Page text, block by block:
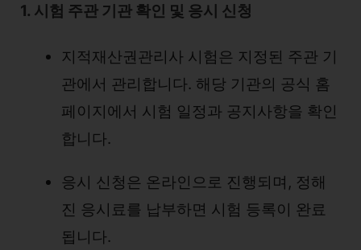
1. 시험 주관 기관 확인 및 응시 신청
지적재산권관리사 시험은 지정된 주관 기
관에서 관리합니다. 해당 기관의 공식 홈
페이지에서 시험 일정과 공지사항을 확인
합니다.
응시 신청은 온라인으로 진행되며, 정해
진 응시료를 납부하면 시험 등록이 완료
됩니다.